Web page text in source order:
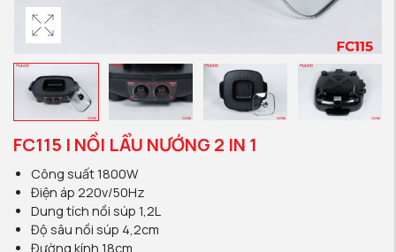
FC115 | NỒI LẨU NƯỚNG 2 IN 1
Công suất 1800W
Điện áp 220v/50Hz
Dung tích nồi súp 1,2L
Độ sâu nồi súp 4,2cm
Đường kính 18cm